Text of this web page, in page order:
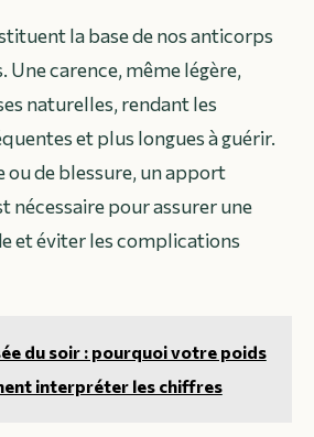
la base de nos anticorps
Une carence, même légère,
naturelles, rendant les
et plus longues à guérir.
ou de blessure, un apport
nécessaire pour assurer une
et éviter les complications
du soir : pourquoi votre poids
interpréter les chiffres